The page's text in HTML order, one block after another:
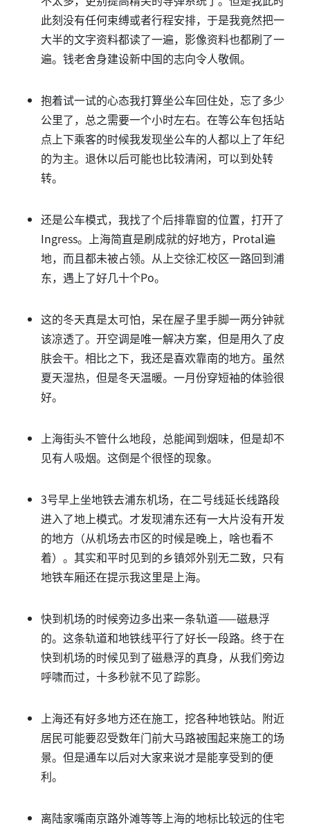
此刻没有任何束缚或者行程安排，于是我竟然把一
大半的文字资料都读了一遍，影像资料也都刷了一
遍。钱老舍身建设新中国的志向令人敬佩。
抱着试一试的心态我打算坐公车回住处，忘了多少
公里了，总之需要一个小时左右。在等公车包括站
点上下乘客的时候我发现坐公车的人都以上了年纪
的为主。退休以后可能也比较清闲，可以到处转
转。
还是公车模式，我找了个后排靠窗的位置，打开了
Ingress。上海简直是刷成就的好地方，Protal遍
地，而且都未被占领。从上交徐汇校区一路回到浦
东，遇上了好几十个Po。
这的冬天真是太可怕，呆在屋子里手脚一两分钟就
该凉透了。开空调是唯一解决方案，但是用久了皮
肤会干。相比之下，我还是喜欢靠南的地方。虽然
夏天湿热，但是冬天温暖。一月份穿短袖的体验很
好。
上海街头不管什么地段，总能闻到烟味，但是却不
见有人吸烟。这倒是个很怪的现象。
3号早上坐地铁去浦东机场，在二号线延长线路段
进入了地上模式。才发现浦东还有一大片没有开发
的地方（从机场去市区的时候是晚上，啥也看不
着）。其实和平时见到的乡镇郊外别无二致，只有
地铁车厢还在提示我这里是上海。
快到机场的时候旁边多出来一条轨道——磁悬浮
的。这条轨道和地铁线平行了好长一段路。终于在
快到机场的时候见到了磁悬浮的真身，从我们旁边
呼啸而过，十多秒就不见了踪影。
上海还有好多地方还在施工，挖各种地铁站。附近
居民可能要忍受数年门前大马路被围起来施工的场
景。但是通车以后对大家来说才是能享受到的便
利。
离陆家嘴南京路外滩等等上海的地标比较远的住宅